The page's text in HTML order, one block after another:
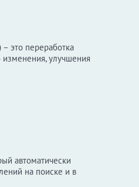
– это переработка
изменения, улучшения
автоматически
на поиске и в